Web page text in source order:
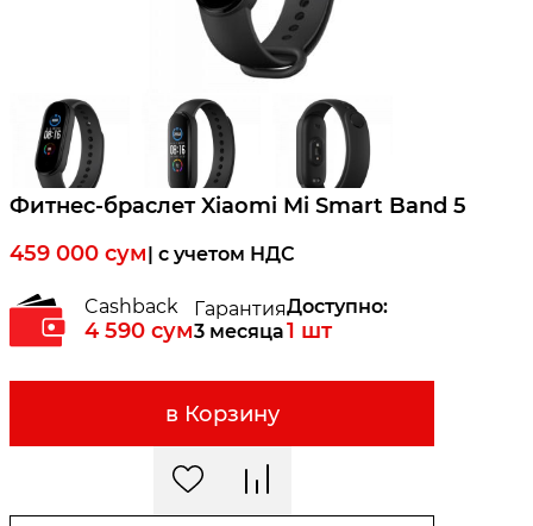
Фитнес-браслет Xiaomi Mi Smart Band 5
459 000 сум| c учетом НДС
Cashback
4 590 сум
Гарантия
3 месяца
Доступно:
1 шт
в Корзину